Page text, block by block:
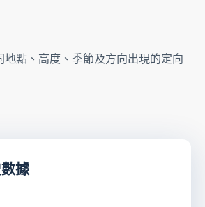
地點、高度、季節及方向出現的定向
據